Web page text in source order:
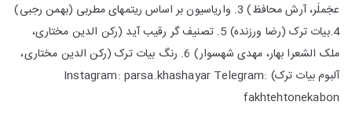
عجَملَر، آرش محافظ) 3. واریاسیون بر اساس ریتمهای مطربی (بهمن رجبی)
4.بیات ترک (رضا ورزنده) 5. تصنیف گر رقیب آید (رکن الدین مختاری،
ملک الشعرا بهار، مهدی شهسوار) 6. رنگ بیات ترک (رکن الدین مختاری،
آلبوم بیات ترک) Instagram: parsa.khashayar Telegram:
fakhtehtonekabon